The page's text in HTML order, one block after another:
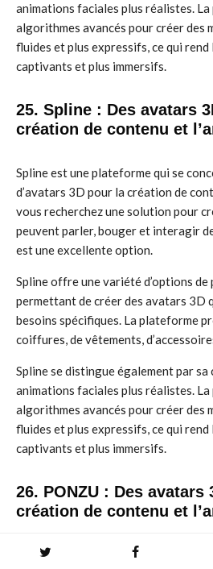
animations faciales plus réalistes.
algorithmes avancés pour créer des
fluides et plus expressifs, ce qui rend
captivants et plus immersifs.
25. Spline : Des avatars
création de contenu et
Spline est une plateforme qui se
d’avatars 3D pour la création de
vous recherchez une solution pour
peuvent parler, bouger et interagir
est une excellente option.
Spline offre une variété d’options
permettant de créer des avatars 3D
besoins spécifiques. La plateforme
coiffures, de vêtements,
Spline se distingue également par sa
animations faciales plus réalistes.
algorithmes avancés pour créer des
fluides et plus expressifs, ce qui
captivants et plus immersifs.
26. PONZU : Des avatars
création de contenu et
PONZU est une plateforme qui se